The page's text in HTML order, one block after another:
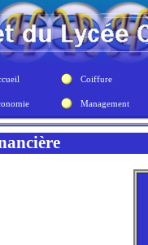
Coiffure
Management